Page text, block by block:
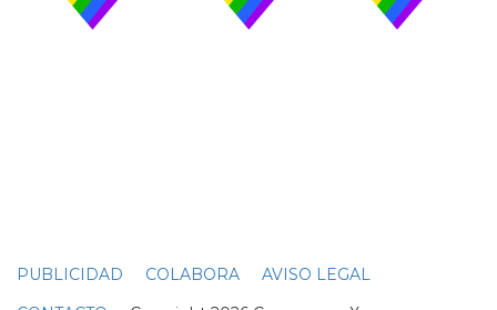
PUBLICIDAD COLABORA
AVISO LEGAL